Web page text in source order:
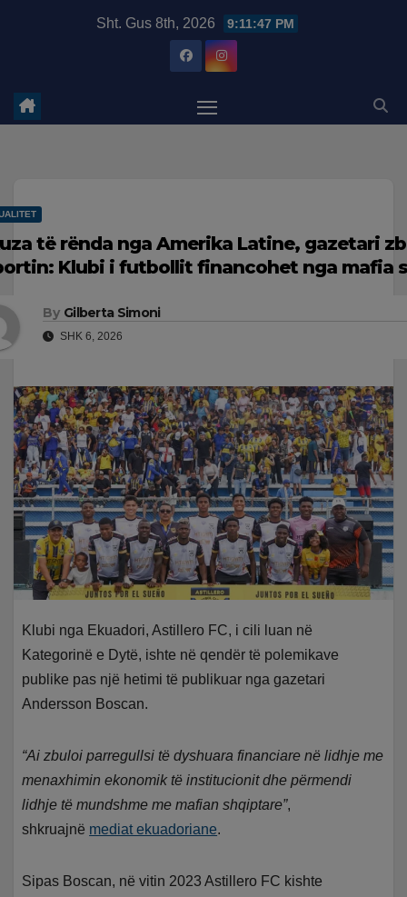
Sht. Gus 8th, 2026 9:11:48 PM
të rënda nga Amerika Latine, gazetari
Klubi i futbollit financohet nga mafia
By Gilberta Simoni
SHK 6, 2026
Klubi nga Ekuadori, Astillero FC, i cili luan në
Kategorinë e Dytë, ishte në qendër të polemikave
publike pas një hetimi të publikuar nga gazetari
Andersson Boscan.
“Ai zbuloi parregullsi të dyshuara financiare në lidhje me
menaxhimin ekonomik të institucionit dhe përmendi
lidhje të mundshme me mafian shqiptare”,
shkruajnë mediat ekuadoriane.
Sipas Boscan, në vitin 2023 Astillero FC kishte